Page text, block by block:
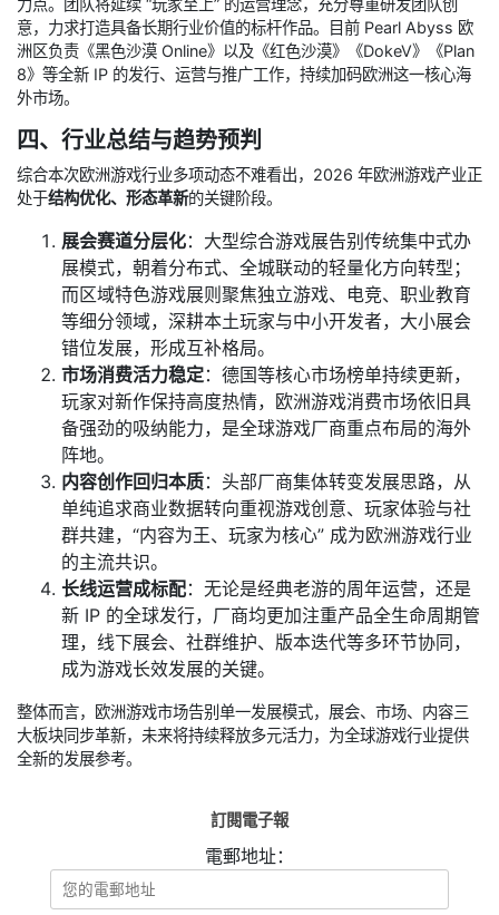
力点。团队将延续 “玩家至上” 的运营理念，充分尊重研发团队创
意，力求打造具备长期行业价值的标杆作品。目前 Pearl Abyss 欧
洲区负责《黑色沙漠 Online》以及《红色沙漠》《DokeV》《Plan
8》等全新 IP 的发行、运营与推广工作，持续加码欧洲这一核心海
外市场。
四、行业总结与趋势预判
综合本次欧洲游戏行业多项动态不难看出，2026 年欧洲游戏产业正
处于结构优化、形态革新的关键阶段。
展会赛道分层化：大型综合游戏展告别传统集中式办
展模式，朝着分布式、全城联动的轻量化方向转型；
而区域特色游戏展则聚焦独立游戏、电竞、职业教育
等细分领域，深耕本土玩家与中小开发者，大小展会
错位发展，形成互补格局。
市场消费活力稳定：德国等核心市场榜单持续更新，
玩家对新作保持高度热情，欧洲游戏消费市场依旧具
备强劲的吸纳能力，是全球游戏厂商重点布局的海外
阵地。
内容创作回归本质：头部厂商集体转变发展思路，从
单纯追求商业数据转向重视游戏创意、玩家体验与社
群共建，“内容为王、玩家为核心” 成为欧洲游戏行业
的主流共识。
长线运营成标配：无论是经典老游的周年运营，还是
新 IP 的全球发行，厂商均更加注重产品全生命周期管
理，线下展会、社群维护、版本迭代等多环节协同，
成为游戏长效发展的关键。
整体而言，欧洲游戏市场告别单一发展模式，展会、市场、内容三
大板块同步革新，未来将持续释放多元活力，为全球游戏行业提供
全新的发展参考。
訂閱電子報
電郵地址：